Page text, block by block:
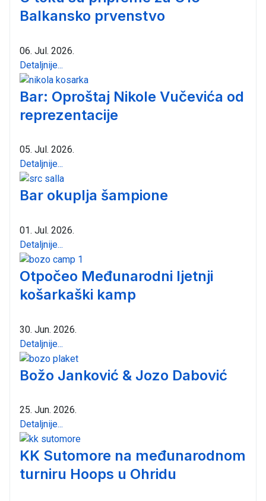
Balkansko prvenstvo
06. Jul. 2026.
Detaljnije...
Bar: Oproštaj Nikole Vučevića od
reprezentacije
05. Jul. 2026.
Detaljnije...
Bar okuplja šampione
01. Jul. 2026.
Detaljnije...
Otpočeo Međunarodni ljetnji
košarkaški kamp
30. Jun. 2026.
Detaljnije...
Božo Janković & Jozo Dabović
25. Jun. 2026.
Detaljnije...
KK Sutomore na međunarodnom
turniru Hoops u Ohridu